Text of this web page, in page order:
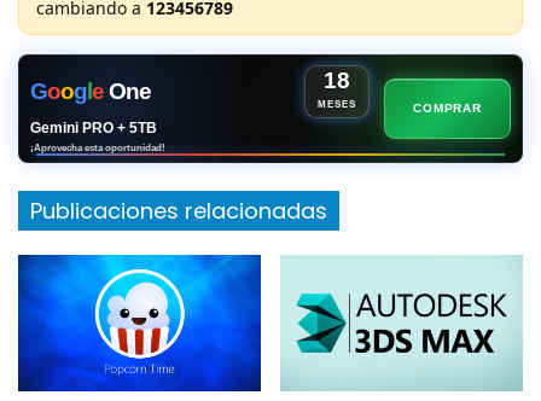
cambiando a 123456789
GoogeOne 18
MESES
Gemini PRO + 5TB
¡Aprovecha esta oportunidad!
COMPRAR
Publicaciones relacionadas